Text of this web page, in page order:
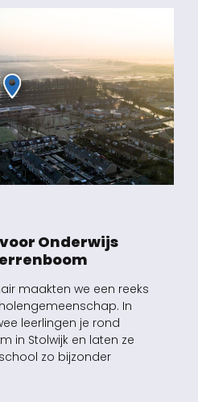
Onderwijs
maakten we een reeks
In
leerlingen je rond
in Stolwijk en laten ze
zo bijzonder